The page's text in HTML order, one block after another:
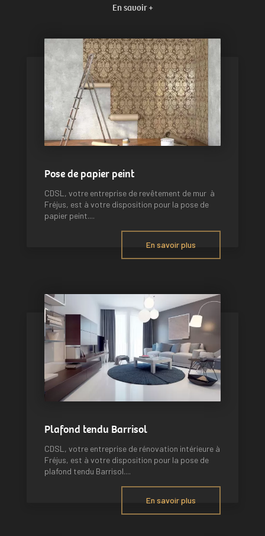
En savoir +
Pose de papier peint
CDSL, votre entreprise de revêtement de mur à
Fréjus, est à votre disposition pour la pose de
papier peint....
En savoir plus
Plafond tendu Barrisol
CDSL, votre entreprise de rénovation intérieure à
Fréjus, est à votre disposition pour la pose de
plafond tendu Barrisol....
En savoir plus